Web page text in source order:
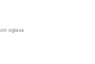
oglasa